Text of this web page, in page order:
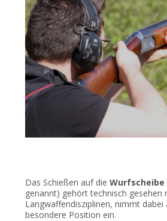
Das Schießen auf die Wurfscheibe
genannt) gehört technisch gesehen
Langwaffendisziplinen, nimmt dabei
besondere Position ein.